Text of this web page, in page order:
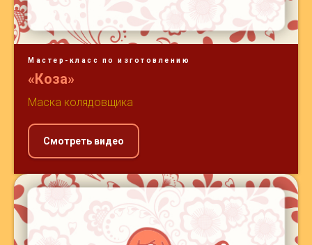
Мастер-класс по изготовлению
«Коза»
Маска колядовщика
Смотреть видео